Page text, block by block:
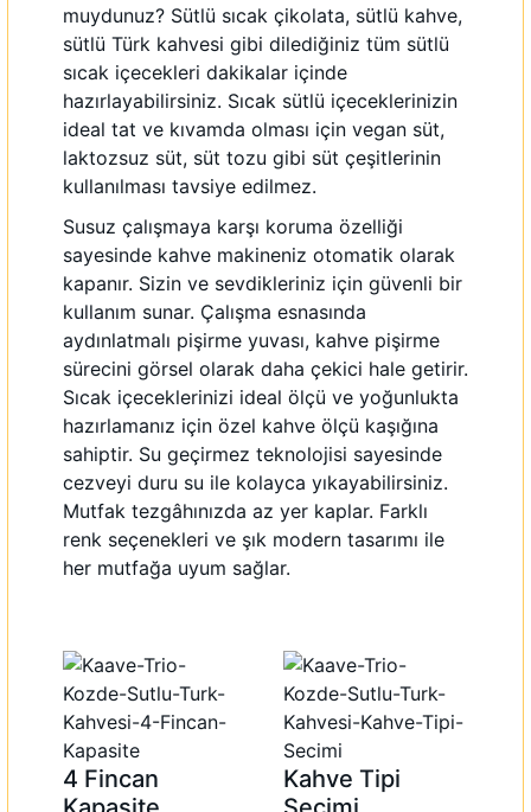
muydunuz? Sütlü sıcak çikolata, sütlü kahve,
sütlü Türk kahvesi gibi dilediğiniz tüm sütlü
sıcak içecekleri dakikalar içinde
hazırlayabilirsiniz. Sıcak sütlü içeceklerinizin
ideal tat ve kıvamda olması için vegan süt,
laktozsuz süt, süt tozu gibi süt çeşitlerinin
kullanılması tavsiye edilmez.
Susuz çalışmaya karşı koruma özelliği
sayesinde kahve makineniz otomatik olarak
kapanır. Sizin ve sevdikleriniz için güvenli bir
kullanım sunar. Çalışma esnasında
aydınlatmalı pişirme yuvası, kahve pişirme
sürecini görsel olarak daha çekici hale getirir.
Sıcak içeceklerinizi ideal ölçü ve yoğunlukta
hazırlamanız için özel kahve ölçü kaşığına
sahiptir. Su geçirmez teknolojisi sayesinde
cezveyi duru su ile kolayca yıkayabilirsiniz.
Mutfak tezgâhınızda az yer kaplar. Farklı
renk seçenekleri ve şık modern tasarımı ile
her mutfağa uyum sağlar.
4 Fincan
Kahve Tipi